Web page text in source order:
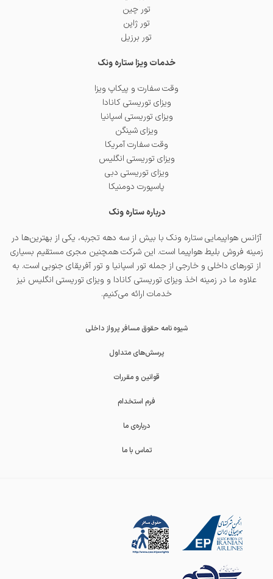
تور چین
تور ژاپن
تور برزیل
خدمات ویزا ستاره ونک
وقت سفارت و پیکاپ ویزا
ویزای توریستی کانادا
ویزای توریستی اسپانیا
ویزای شینگن
وقت سفارت آمریکا
ویزای توریستی انگلیس
ویزای توریستی دبی
پاسپورت دومنیکا
درباره ستاره ونک
آژانس هواپیمایی ستاره ونک با بیش از سه دهه تجربه، یکی از بهترین‌ها در
زمینه فروش بلیط هواپیما است. این شرکت همچنین مجری مستقیم بسیاری
از تورهای داخلی و خارجی از جمله تور اسپانیا و تور آفریقای جنوبی است. به
علاوه ما در زمینه اخذ ویزای توریستی کانادا و ویزای توریستی انگلیس نیز
خدمات ارائه می‌کنیم.
شیوه نامه حقوق مسافر پرواز داخلی
پرسش‌های متداول
قوانین و مقررات
فرم استخدام
درباره‌ی ما
تماس با ما